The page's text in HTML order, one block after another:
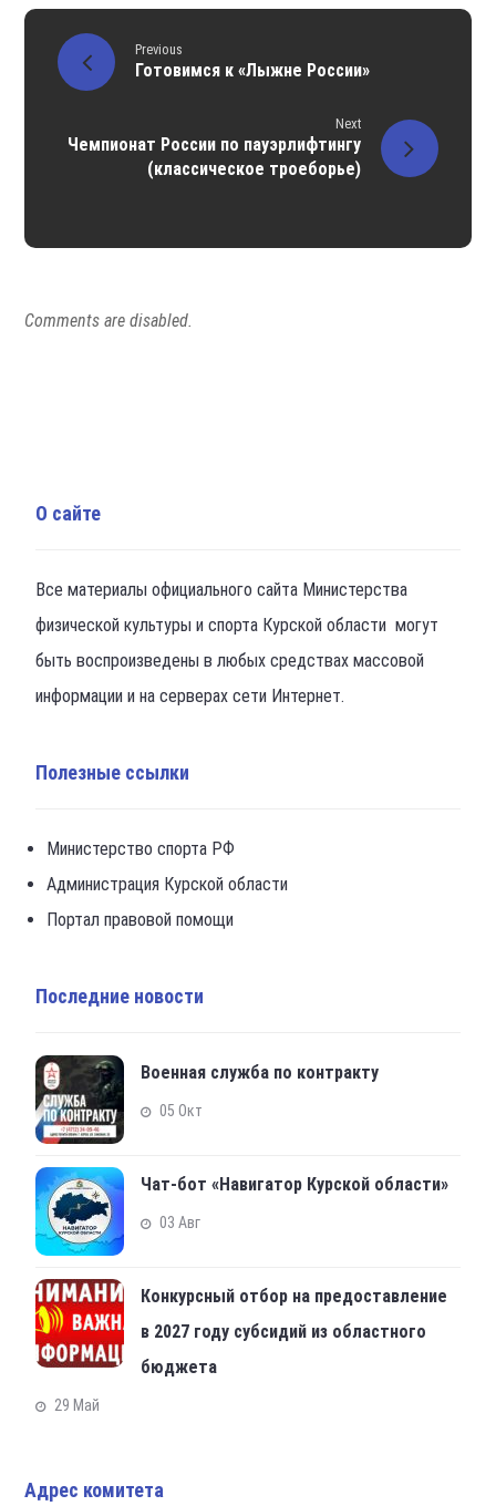
Previous
Готовимся к «Лыжне России»
Next
Чемпионат России по пауэрлифтингу
(классическое троеборье)
Comments are disabled.
О сайте
Все материалы официального сайта Министерства
физической культуры и спорта Курской области могут
быть воспроизведены в любых средствах массовой
информации и на серверах сети Интернет.
Полезные ссылки
Министерство спорта РФ
Администрация Курской области
Портал правовой помощи
Последние новости
Военная служба по контракту
05 Окт
Чат-бот «Навигатор Курской области»
03 Авг
Конкурсный отбор на предоставление
в 2027 году субсидий из областного
бюджета
29 Май
Адрес комитета